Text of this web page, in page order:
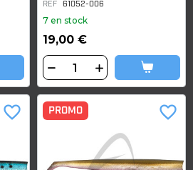
REF 61052-006
7 en stock
19,00 €
favorite_border PROMO favorite_border